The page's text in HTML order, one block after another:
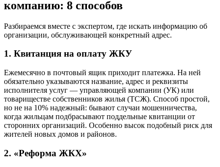
компанию: 8 способов
Разбираемся вместе с экспертом, где искать информацию об
организации, обслуживающей конкретный адрес.
1. Квитанция на оплату ЖКУ
Ежемесячно в почтовый ящик приходит платежка. На ней
обязательно указываются название, адрес и реквизиты
исполнителя услуг — управляющей компании (УК) или
товариществе собственников жилья (ТСЖ). Способ простой,
но не на 10% надежный: бывают случаи мошенничества,
когда жильцам подбрасывают поддельные квитанции от
сторонних организаций. Особенно высок подобный риск для
жителей новых домов и районов.
2. «Реформа ЖКХ»